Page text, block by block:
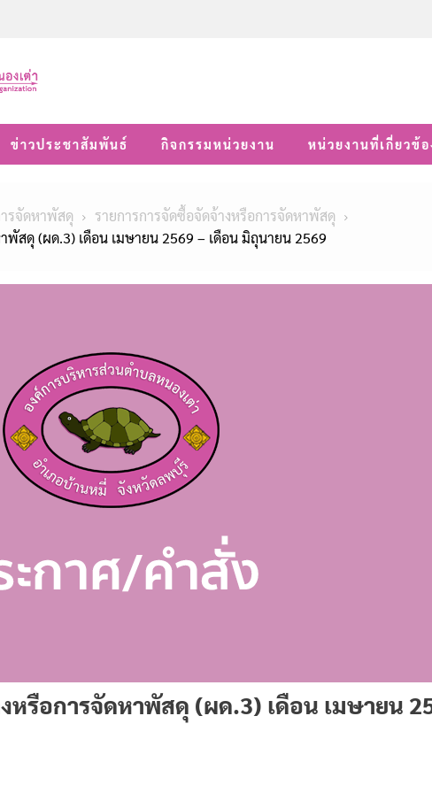
ข่าวประชาสัมพันธ์ กิจกรรมหน่วยงาน หน่วยงานที่เกี่ยวข้อ
รจัดหาพัสดุ
รายการการจัดซื้อจัดจ้างหรือการจัดหาพัสดุ
พัสดุ (ผด.3) เดือน เมษายน 2569 – เดือน มิถุนายน 2569
หรือการจัดหาพัสดุ (ผด.3) เดือน เมษายน